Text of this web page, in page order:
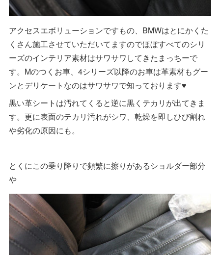
アクセスエボリューションですもの、BMWはとにかくた
くさん施工させていただいてますのでほぼすべてのシリ
ーズのインテリア素材はサワサワしてきたまっちーで
す。Mのつくお車、4シリーズ以降のお車は革素材もグー
ンとデリケートなのはサワサワで知っております♥
黒い革シートは汚れてくると逆に黒くテカリが出てきま
す。更に表面のテカリ汚れがシワ、乾燥を即しひび割れ
や劣化の原因にも。
とくにこの乗り降りで頻繁に擦りがあるショルダー部分
や